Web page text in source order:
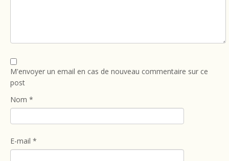
M'envoyer un email en cas de nouveau commentaire sur ce
post
Nom *
E-mail *